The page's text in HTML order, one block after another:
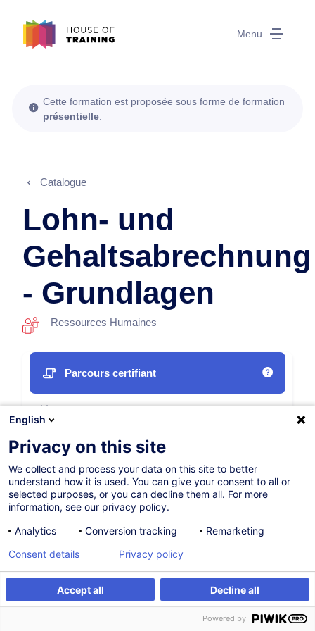
Menu
Être alerté Formation sur mesure
Cette formation est proposée sous forme de formation
présentielle
Catalogue
Lohn- und
Gehaltsabrechnung
- Grundlagen
Ressources Humaines
Parcours certifiant
+ 2h 30mins d'examen
Formation présentielle
Cours du jour
German / Deutsch
750,00EUR
English
Privacy on this site
We collect and process your data on this site to better
understand how it is used. You can give your consent to all or
selected purposes, or you can decline them all. For more
information, see our privacy policy.
Analytics
Conversion tracking Remarketing
Accept all Decline all
Consent details Privacy policy
Powered by